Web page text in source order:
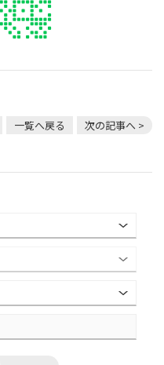
一覧へ戻る 次の記事へ >